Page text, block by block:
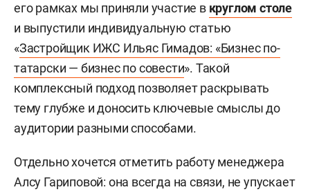
его рамках мы приняли участие в круглом столе
и выпустили индивидуальную статью
«Застройщик ИЖС Ильяс Гимадов: «Бизнес по-
татарски — бизнес по совести». Такой
комплексный подход позволяет раскрывать
тему глубже и доносить ключевые смыслы до
аудитории разными способами.
Отдельно хочется отметить работу менеджера
Алсу Гариповой: она всегда на связи, не упускает